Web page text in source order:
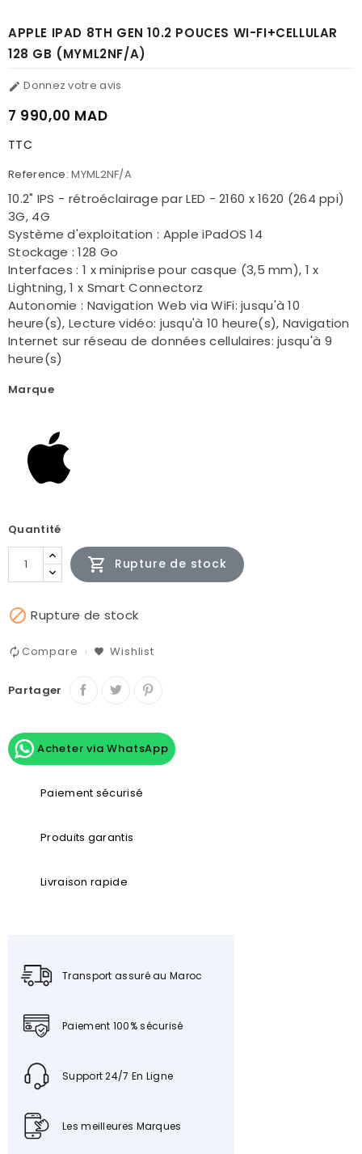
APPLE IPAD 8TH GEN 10.2 POUCES WI-FI+CELLULAR
128 GB (MYML2NF/A)
 Donnez votre avis
7 990,00 MAD
TTC
Reference: MYML2NF/A
10.2" IPS - rétroéclairage par LED - 2160 x 1620 (264 ppi)
3G, 4G
Système d'exploitation : Apple iPadOS 14
Stockage : 128 Go
Interfaces : 1 x miniprise pour casque (3,5 mm), 1 x
Lightning, 1 x Smart Connectorz
Autonomie : Navigation Web via WiFi: jusqu'à 10
heure(s), Lecture vidéo: jusqu'à 10 heure(s), Navigation
Internet sur réseau de données cellulaires: jusqu'à 9
heure(s)
Marque
Quantité
 Rupture de stock
 Rupture de stock
Compare Wishlist
Partager
Acheter via WhatsApp
Paiement sécurisé
Produits garantis
Livraison rapide
Transport assuré au Maroc
Paiement 100% sécurisé
Support 24/7 En Ligne
Les meilleures Marques